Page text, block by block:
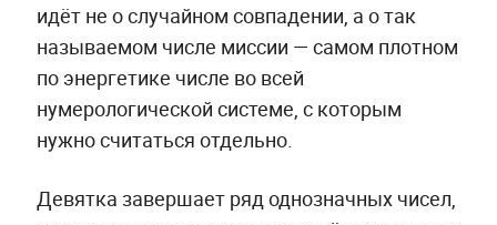
идёт не о случайном совпадении, а о так
называемом числе миссии — самом плотном
по энергетике числе во всей
нумерологической системе, с которым
нужно считаться отдельно.
Девятка завершает ряд однозначных чисел,